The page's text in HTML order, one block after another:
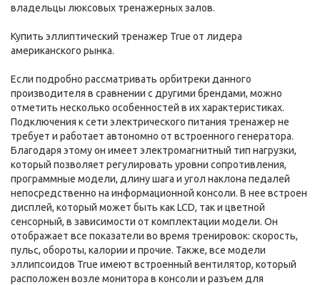
владельцы люксовых тренажерных залов.
Купить эллиптический тренажер True от лидера
американского рынка.
Если подробно рассматривать орбитреки данного
производителя в сравнении с другими брендами, можно
отметить несколько особенностей в их характеристиках.
Подключения к сети электрического питания тренажер не
требует и работает автономно от встроенного генератора.
Благодаря этому он имеет электромагнитный тип нагрузки,
который позволяет регулировать уровни сопротивления,
программные модели, длину шага и угол наклона педалей
непосредственно на информационной консоли. В нее встроен
дисплей, который может быть как LCD, так и цветной
сенсорный, в зависимости от комплектации модели. Он
отображает все показатели во время тренировок: скорость,
пульс, обороты, калории и прочие. Также, все модели
эллипсоидов True имеют встроенный вентилятор, который
расположен возле монитора в консоли и разъем для